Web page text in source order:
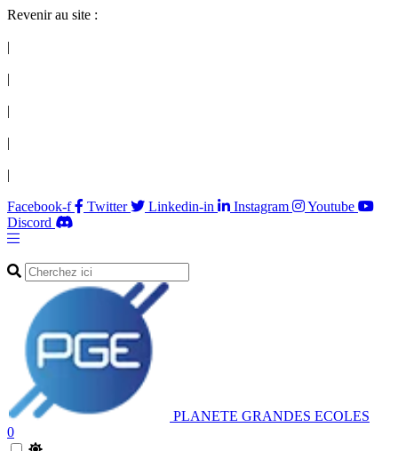
Revenir au site :
|
|
|
|
|
Facebook-f Twitter Linkedin-in Instagram
Youtube
Discord
PLANETE GRANDES ECOLES
0